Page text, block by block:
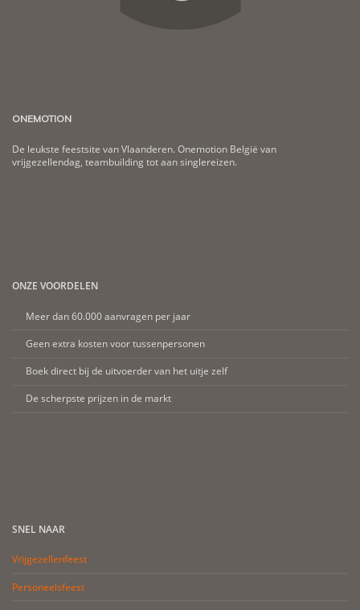
ONEMOTION
De leukste feestsite van Vlaanderen. Onemotion België van
vrijgezellendag, teambuilding tot aan singlereizen.
ONZE VOORDELEN
Meer dan 60.000 aanvragen per jaar
Geen extra kosten voor tussenpersonen
Boek direct bij de uitvoerder van het uitje zelf
De scherpste prijzen in de markt
SNEL NAAR
Vrijgezellenfeest
Personeelsfeest